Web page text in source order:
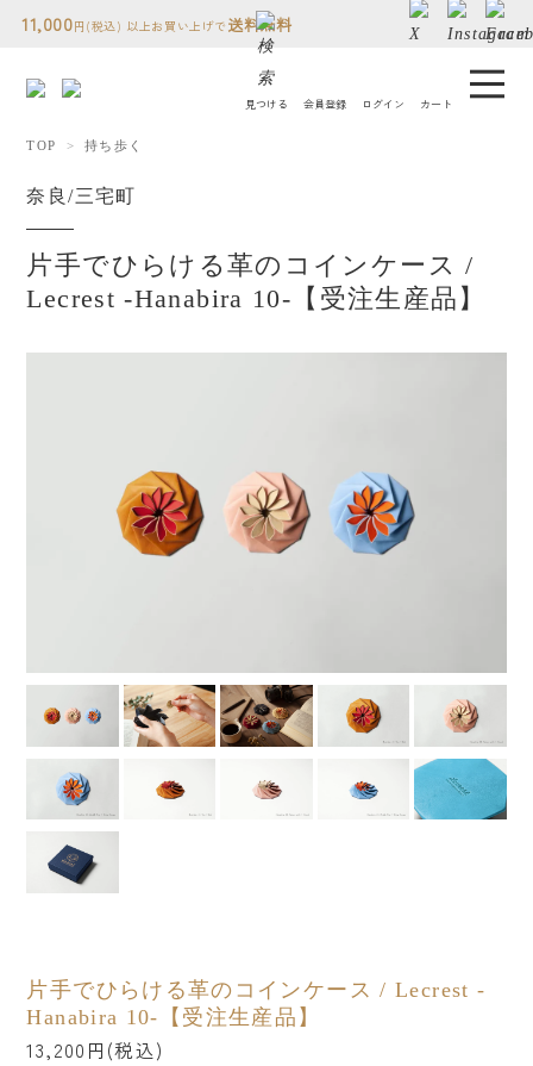
11,000円(税込) 以上お買い上げで 送料無料
見つける 会員登録 ログイン カート
贈り物について
カテゴリーから探す
ベビー・キッズ
美容・健康
ステーショナリー
インテリア
食器・キッチン
TOP 持ち歩く
奈良/三宅町
片手でひらける革のコインケース /
Lecrest -Hanabira 10-【受注生産品】
片手でひらける革のコインケース / Lecrest -
Hanabira 10-【受注生産品】
13,200円(税込)